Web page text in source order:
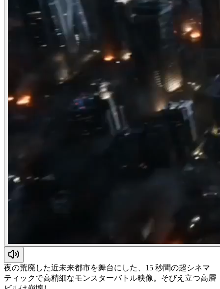
夜の荒廃した近未来都市を舞台にした、15 秒間の超シネマ
ティックで高精細なモンスターバトル映像。そびえ立つ高層